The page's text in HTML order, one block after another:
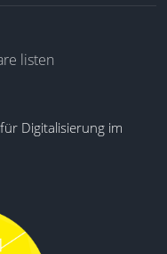
listen
Digitalisierung im